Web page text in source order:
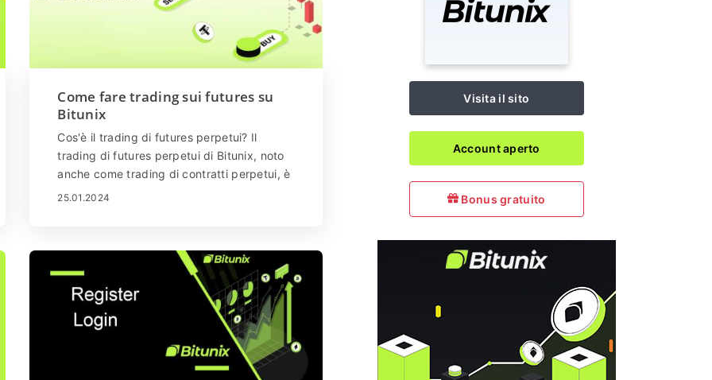
Come fare trading sui futures su
Bitunix
Cos'è il trading di futures perpetui? Il
trading di futures perpetui di Bitunix, noto
anche come trading di contratti perpetui, è
un prodotto di trading di derivati ​​su
25.01.2024
Visita il sito
Account aperto
Bonus gratuito